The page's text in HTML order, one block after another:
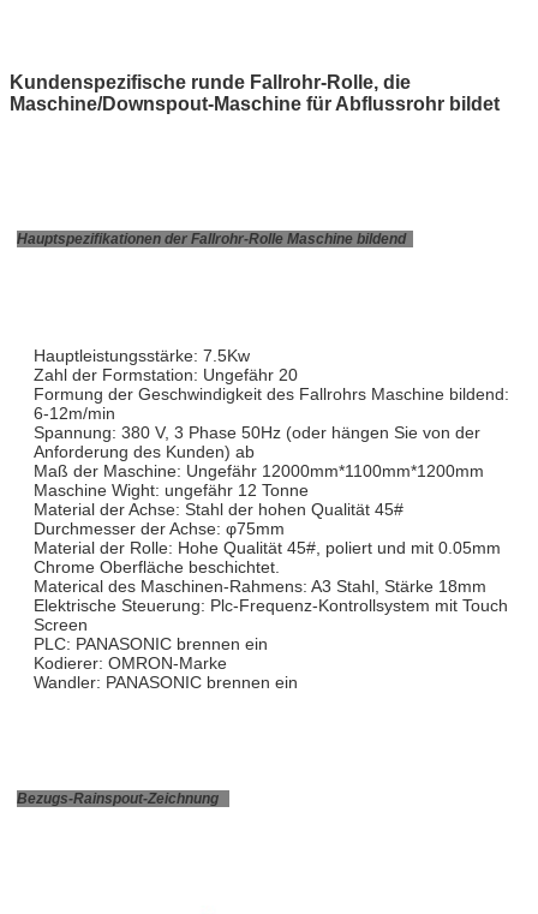
Kundenspezifische runde Fallrohr-Rolle, die
Maschine/Downspout-Maschine für Abflussrohr bildet
Hauptspezifikationen der Fallrohr-Rolle Maschine bildend
Hauptleistungsstärke: 7.5Kw
Zahl der Formstation: Ungefähr 20
Formung der Geschwindigkeit des Fallrohrs Maschine bildend:
6-12m/min
Spannung: 380 V, 3 Phase 50Hz (oder hängen Sie von der
Anforderung des Kunden) ab
Maß der Maschine: Ungefähr 12000mm*1100mm*1200mm
Maschine Wight: ungefähr 12 Tonne
Material der Achse: Stahl der hohen Qualität 45#
Durchmesser der Achse: φ75mm
Material der Rolle: Hohe Qualität 45#, poliert und mit 0.05mm
Chrome Oberfläche beschichtet.
Materical des Maschinen-Rahmens: A3 Stahl, Stärke 18mm
Elektrische Steuerung: Plc-Frequenz-Kontrollsystem mit Touch
Screen
PLC: PANASONIC brennen ein
Kodierer: OMRON-Marke
Wandler: PANASONIC brennen ein
Bezugs-Rainspout-Zeichnung